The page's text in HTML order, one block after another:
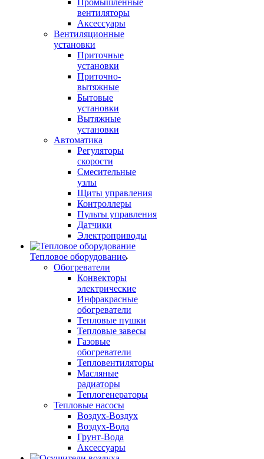
Промышленные
вентиляторы
Аксессуары
Вентиляционные
установки
Приточные
установки
Приточно-
вытяжные
Бытовые
установки
Вытяжные
установки
Автоматика
Регуляторы
скорости
Смесительные
узлы
Щиты управления
Контроллеры
Пульты управления
Датчики
Электроприводы
Тепловое оборудование
Обогреватели
Конвекторы
электрические
Инфракрасные
обогреватели
Тепловые пушки
Тепловые завесы
Газовые
обогреватели
Тепловентиляторы
Масляные
радиаторы
Теплогенераторы
Тепловые насосы
Воздух-Воздух
Воздух-Вода
Грунт-Вода
Аксессуары